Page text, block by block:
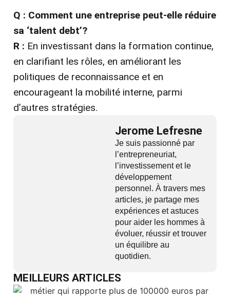
Q : Comment une entreprise peut-elle réduire
sa ‘talent debt’?
R : En investissant dans la formation continue,
en clarifiant les rôles, en améliorant les
politiques de reconnaissance et en
encourageant la mobilité interne, parmi
d’autres stratégies.
Jerome Lefresne
Je suis passionné par
l’entrepreneuriat,
l’investissement et le
développement
personnel. À travers mes
articles, je partage mes
expériences et astuces
pour aider les hommes à
évoluer, réussir et trouver
un équilibre au
quotidien.
MEILLEURS ARTICLES